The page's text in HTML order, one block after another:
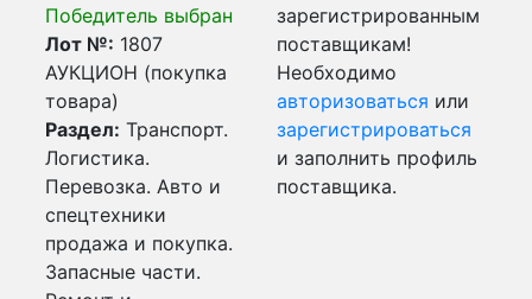
Победитель выбран
Лот №: 1807
АУКЦИОН (покупка
товара)
Раздел: Транспорт.
Логистика.
Перевозка. Авто и
спецтехники
продажа и покупка.
Запасные части.
зарегистрированным
поставщикам!
Необходимо
авторизоваться или
зарегистрироваться
и заполнить профиль
поставщика.